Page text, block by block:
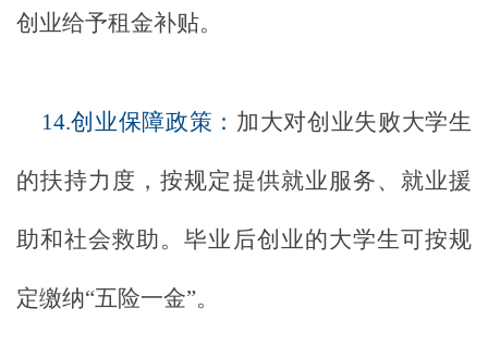
创业给予租金补贴。
14.创业保障政策： 加大对创业失败大学生
的扶持力度，按规定提供就业服务、就业援
助和社会救助。毕业后创业的大学生可按规
定缴纳“五险一金”。